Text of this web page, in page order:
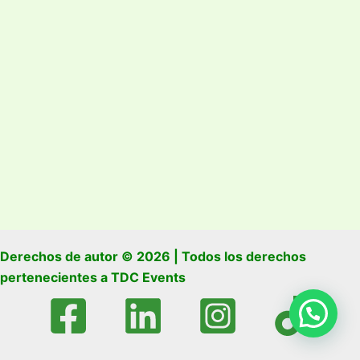
Derechos de autor © 2026 | Todos los derechos
pertenecientes a TDC Events